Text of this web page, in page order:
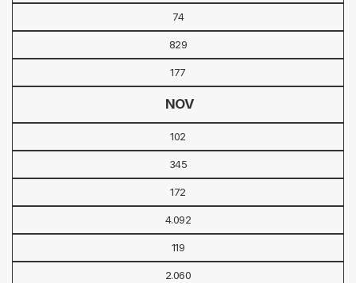
74
829
177
NOV
102
345
172
4.092
119
2.060